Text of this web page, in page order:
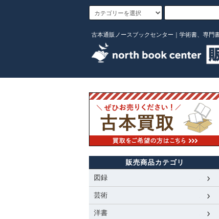
古本通販ノースブックセンター｜学術書、専門
販売商品カテゴリ
図録
芸術
洋書